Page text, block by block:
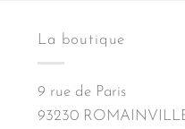
La boutique
9 rue de Paris
93230